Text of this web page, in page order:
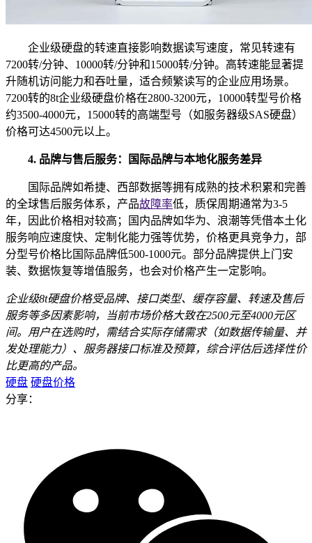
企业级硬盘的转速直接影响数据读写速度，常见转速有
7200转/分钟、10000转/分钟和15000转/分钟。高转速能显著提
升随机访问能力和吞吐量，适合频繁读写的企业应用场景。
7200转的8t企业级硬盘价格在2800-3200元，10000转型号价格
约3500-4000元，15000转的高端型号（如服务器级SAS硬盘）
价格可达4500元以上。
4. 品牌与售后服务：国际品牌与本地化服务差异
国际品牌如希捷、西部数据等拥有成熟的技术积累和完善
的全球售后服务体系，产品故障率低，质保周期通常为3-5
年，因此价格相对较高；国内品牌如华为、浪潮等凭借本土化
服务响应速度快、定制化能力强等优势，价格更具竞争力，部
分型号价格比国际品牌低500-1000元。部分品牌提供上门安
装、数据恢复等增值服务，也会对价格产生一定影响。
企业级8t硬盘价格受品牌、接口类型、缓存容量、转速及售后
服务等多因素影响，当前市场价格大致在2500元至4000元区
间。用户在选购时，需结合实际存储需求（如数据传输量、并
发处理能力）、服务器接口标准及预算，综合评估后选择性价
比更高的产品。
硬盘 硬盘价格
分享：